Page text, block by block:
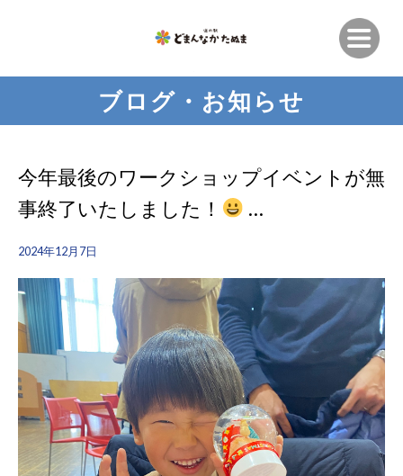
ブログ・お知らせ
今年最後のワークショップイベントが無
事終了いたしました！
…
2024年12月7日